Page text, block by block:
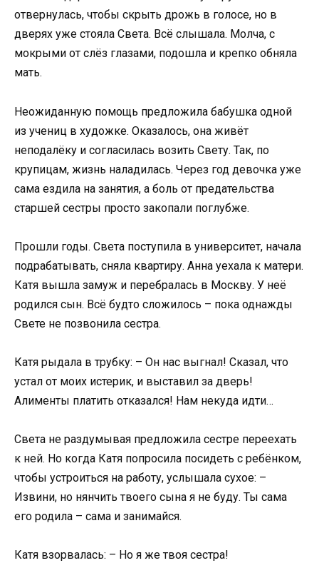
отвернулась, чтобы скрыть дрожь в голосе, но в
дверях уже стояла Света. Всё слышала. Молча, с
мокрыми от слёз глазами, подошла и крепко обняла
мать.
Неожиданную помощь предложила бабушка одной
из учениц в художке. Оказалось, она живёт
неподалёку и согласилась возить Свету. Так, по
крупицам, жизнь наладилась. Через год девочка уже
сама ездила на занятия, а боль от предательства
старшей сестры просто закопали поглубже.
Прошли годы. Света поступила в университет, начала
подрабатывать, сняла квартиру. Анна уехала к матери.
Катя вышла замуж и перебралась в Москву. У неё
родился сын. Всё будто сложилось – пока однажды
Свете не позвонила сестра.
Катя рыдала в трубку: – Он нас выгнал! Сказал, что
устал от моих истерик, и выставил за дверь!
Алименты платить отказался! Нам некуда идти…
Света не раздумывая предложила сестре переехать
к ней. Но когда Катя попросила посидеть с ребёнком,
чтобы устроиться на работу, услышала сухое: –
Извини, но нянчить твоего сына я не буду. Ты сама
его родила – сама и занимайся.
Катя взорвалась: – Но я же твоя сестра!